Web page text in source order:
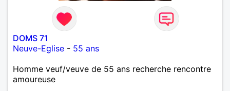
DOMS 71
Neuve-Eglise - 55 ans
Homme veuf/veuve de 55 ans recherche rencontre
amoureuse